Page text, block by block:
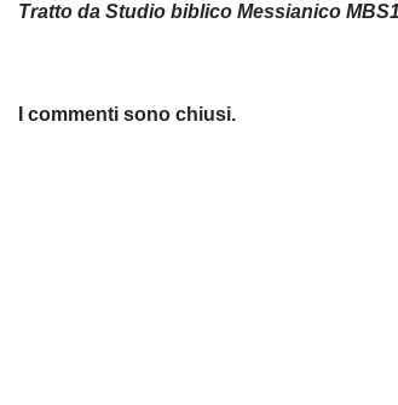
Tratto da Studio biblico Messianico
I commenti sono chiusi.